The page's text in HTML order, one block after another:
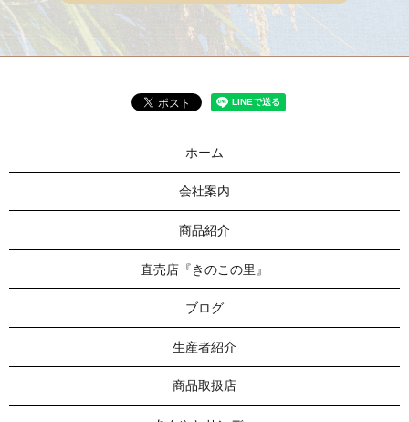
ホーム
会社案内
商品紹介
直売店『きのこの里』
ブログ
生産者紹介
商品取扱店